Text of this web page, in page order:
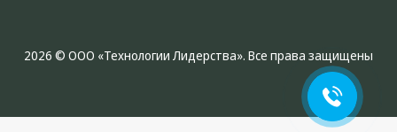
2026 © ООО «Технологии Лидерства». Все права защищены